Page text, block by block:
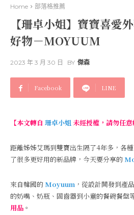
Home 部落格推薦
【珊卓小姐】寶寶喜愛
好物－MOYUUM
2023 年 3 月 30 日 BY 傑森
Facebook LINE
【本文轉自 珊卓小姐未經授權，請勿任意
距離姊姊艾瑪到雙寶出生隔了4年多，各
了很多更好用的新品牌，今天要分享的
來自韓國的Moyuum ，從設計開發到產
的奶嘴、奶瓶、固齒器到小童的餐碗餐盤
用品 。